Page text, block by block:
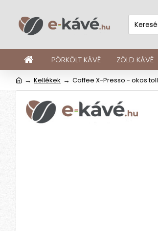
PÖRKÖLT KÁVÉ ZÖLD KÁVÉ
Kellékek Coffee X-Presso - okos toll